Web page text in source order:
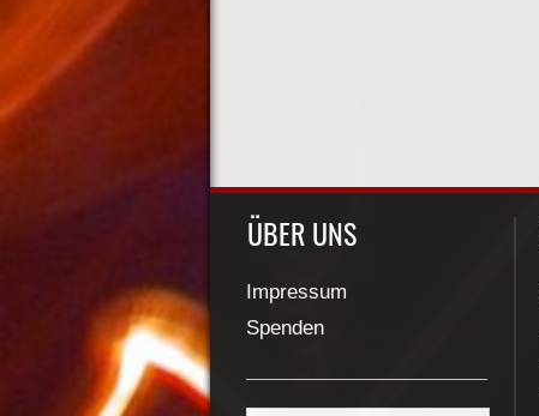
ÜBER UNS
Impressum
Spenden